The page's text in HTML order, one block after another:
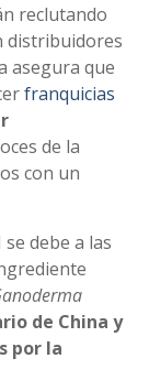
reclutando
distribuidores
asegura que
franquicias
de la
con un
debe a las
de China y
por la